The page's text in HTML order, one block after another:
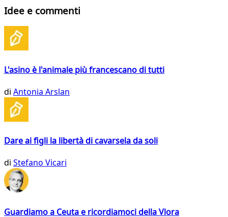
Idee e commenti
L'asino è l'animale più francescano di tutti
di Antonia Arslan
Dare ai figli la libertà di cavarsela da soli
di Stefano Vicari
Guardiamo a Ceuta e ricordiamoci della Vlora